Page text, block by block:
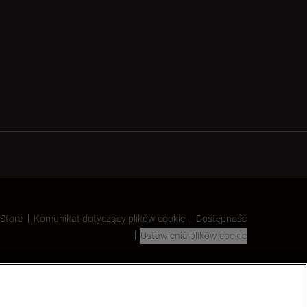
Komunikat dotyczący plików cookie
Dostępność
Ustawienia plików cookie